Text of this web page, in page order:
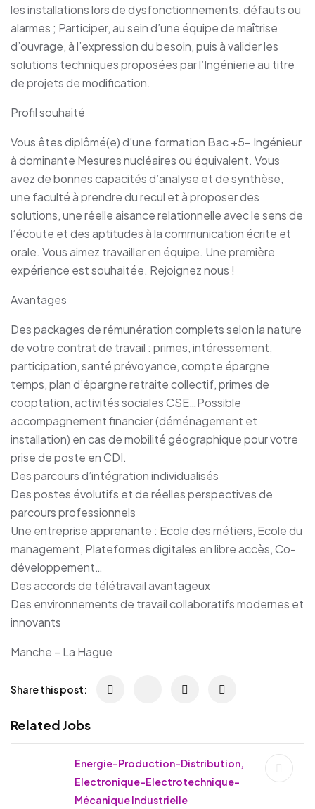
les installations lors de dysfonctionnements, défauts ou
alarmes ; Participer, au sein d’une équipe de maîtrise
d’ouvrage, à l’expression du besoin, puis à valider les
solutions techniques proposées par l’Ingénierie au titre
de projets de modification.
Profil souhaité
Vous êtes diplômé(e) d’une formation Bac +5- Ingénieur
à dominante Mesures nucléaires ou équivalent. Vous
avez de bonnes capacités d’analyse et de synthèse,
une faculté à prendre du recul et à proposer des
solutions, une réelle aisance relationnelle avec le sens de
l’écoute et des aptitudes à la communication écrite et
orale. Vous aimez travailler en équipe. Une première
expérience est souhaitée. Rejoignez nous !
Avantages
Des packages de rémunération complets selon la nature
de votre contrat de travail : primes, intéressement,
participation, santé prévoyance, compte épargne
temps, plan d’épargne retraite collectif, primes de
cooptation, activités sociales CSE…Possible
accompagnement financier (déménagement et
installation) en cas de mobilité géographique pour votre
prise de poste en CDI.
Des parcours d’intégration individualisés
Des postes évolutifs et de réelles perspectives de
parcours professionnels
Une entreprise apprenante : Ecole des métiers, Ecole du
management, Plateformes digitales en libre accès, Co-
développement…
Des accords de télétravail avantageux
Des environnements de travail collaboratifs modernes et
innovants
Manche – La Hague
Share this post:
Related Jobs
Energie-Production-Distribution,
Electronique-Electrotechnique-
Mécanique Industrielle